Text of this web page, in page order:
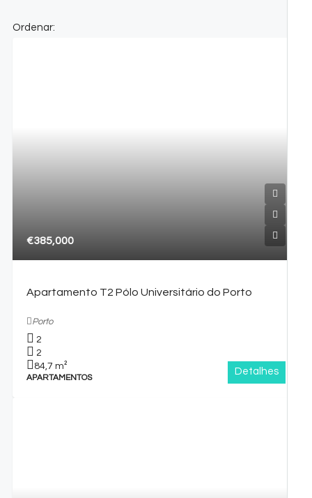
Ordenar:
€385,000
Apartamento T2 Pólo Universitário do Porto
Porto
2
2
84,7 m²
APARTAMENTOS
Detalhes